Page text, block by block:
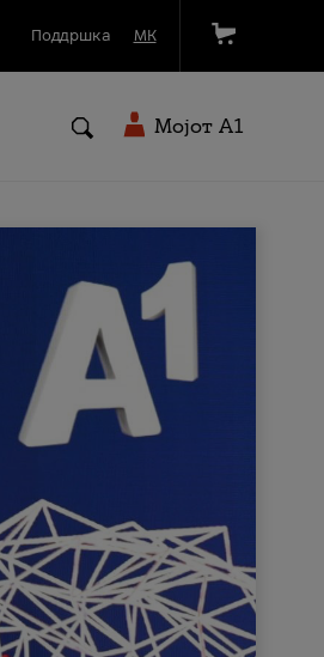
Поддршка МК
Мојот A1